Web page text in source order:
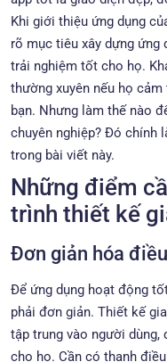
Khi giới thiệu ứng dụng
rõ mục tiêu xây dựng ứng
trải nghiệm tốt cho họ.
thường xuyên nếu họ
bạn. Nhưng làm thế nào
chuyên nghiệp? Đó chính
trong bài viết này.
Những điểm
trình thiết kế
Đơn giản hóa
Để ứng dụng hoạt động
phải đơn giản. Thiết kế
tập trung vào người
cho họ. Cần có thanh